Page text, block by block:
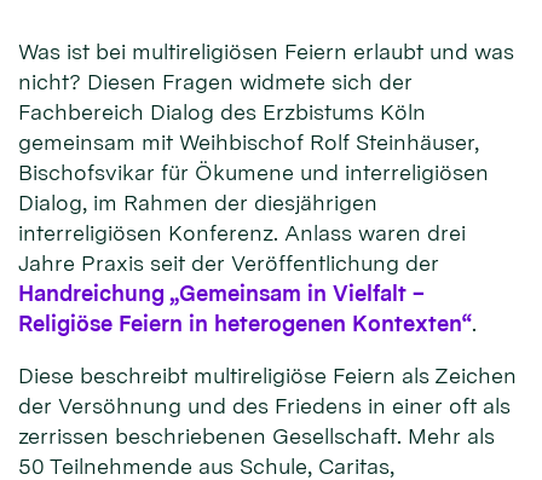
Was ist bei multireligiösen Feiern erlaubt und was
nicht? Diesen Fragen widmete sich der
Fachbereich Dialog des Erzbistums Köln
gemeinsam mit Weihbischof Rolf Steinhäuser,
Bischofsvikar für Ökumene und interreligiösen
Dialog, im Rahmen der diesjährigen
interreligiösen Konferenz. Anlass waren drei
Jahre Praxis seit der Veröffentlichung der
Handreichung „Gemeinsam in Vielfalt –
Religiöse Feiern in heterogenen Kontexten“.
Diese beschreibt multireligiöse Feiern als Zeichen
der Versöhnung und des Friedens in einer oft als
zerrissen beschriebenen Gesellschaft. Mehr als
50 Teilnehmende aus Schule, Caritas,